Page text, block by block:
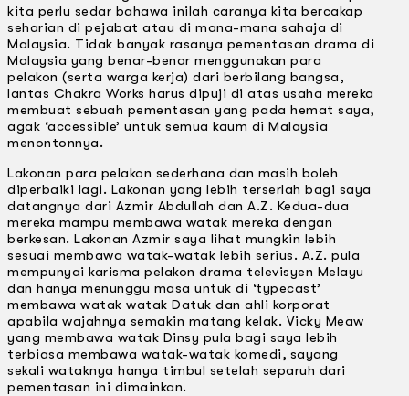
kita perlu sedar bahawa inilah caranya kita bercakap
seharian di pejabat atau di mana-mana sahaja di
Malaysia. Tidak banyak rasanya pementasan drama di
Malaysia yang benar-benar menggunakan para
pelakon (serta warga kerja) dari berbilang bangsa,
lantas Chakra Works harus dipuji di atas usaha mereka
membuat sebuah pementasan yang pada hemat saya,
agak ‘accessible’ untuk semua kaum di Malaysia
menontonnya.
Lakonan para pelakon sederhana dan masih boleh
diperbaiki lagi. Lakonan yang lebih terserlah bagi saya
datangnya dari Azmir Abdullah dan A.Z. Kedua-dua
mereka mampu membawa watak mereka dengan
berkesan. Lakonan Azmir saya lihat mungkin lebih
sesuai membawa watak-watak lebih serius. A.Z. pula
mempunyai karisma pelakon drama televisyen Melayu
dan hanya menunggu masa untuk di ‘typecast’
membawa watak­ watak Datuk dan ahli korporat
apabila wajahnya semakin matang kelak. Vicky Meaw
yang membawa watak Dinsy pula bagi saya lebih
terbiasa membawa watak-watak komedi, sayang
sekali wataknya hanya timbul setelah separuh dari
pementasan ini dimainkan.